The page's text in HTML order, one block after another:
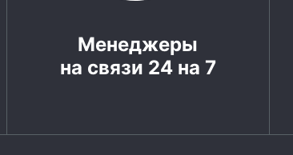
Менеджеры
на связи 24 на 7